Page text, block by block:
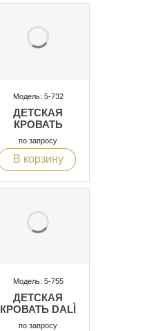
Модель: 5-732
ДЕТСКАЯ
КРОВАТЬ
по запросу
В корзину
Модель: 5-755
ДЕТСКАЯ
КРОВАТЬ DALÌ
по запросу